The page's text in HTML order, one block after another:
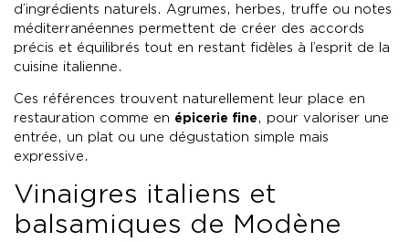
d’ingrédients naturels. Agrumes, herbes, truffe ou notes
méditerranéennes permettent de créer des accords
précis et équilibrés tout en restant fidèles à l’esprit de la
cuisine italienne.
Ces références trouvent naturellement leur place en
restauration comme en épicerie fine, pour valoriser une
entrée, un plat ou une dégustation simple mais
expressive.
Vinaigres italiens et
balsamiques de Modène